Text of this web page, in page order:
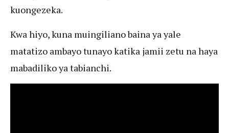
kuongezeka.
Kwa hiyo, kuna muingiliano baina ya yale
matatizo ambayo tunayo katika jamii zetu na haya
mabadiliko ya tabianchi.